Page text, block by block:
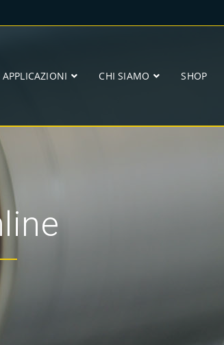
APPLICAZIONI CHI SIAMO SHOP